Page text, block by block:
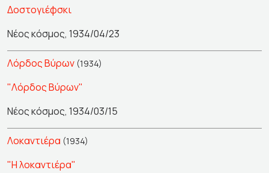
Δοστογιέφσκι
Νέος κόσμος, 1934/04/23
Λόρδος Βύρων (1934)
"Λόρδος Βύρων"
Νέος κόσμος, 1934/03/15
Λοκαντιέρα (1934)
"Η λοκαντιέρα"